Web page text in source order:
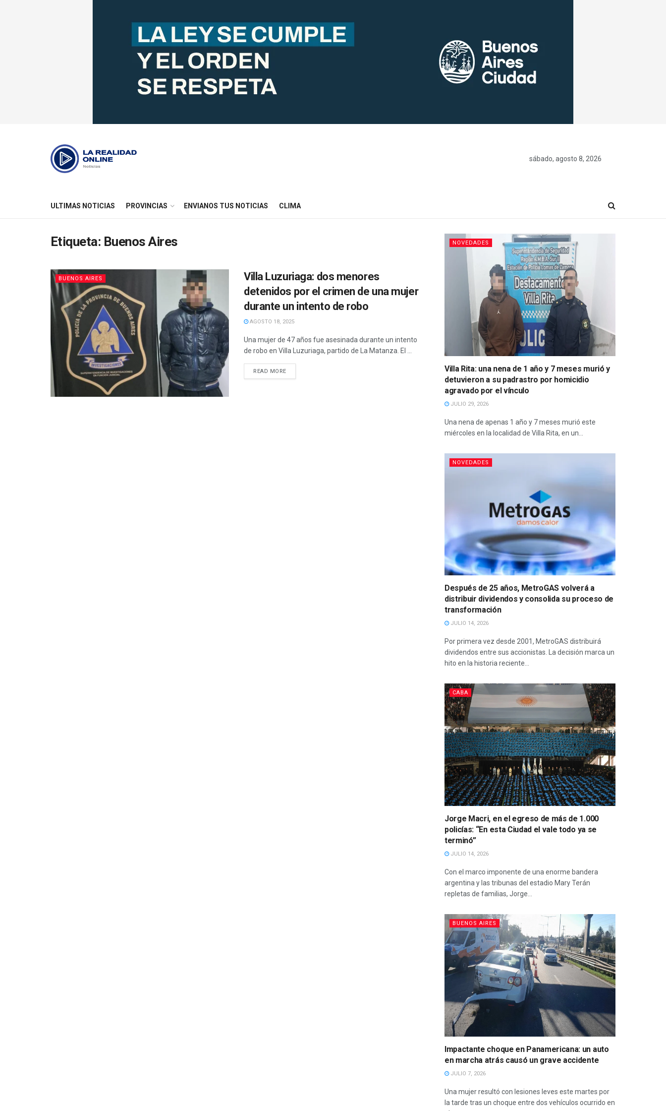
sábado, agosto 8, 2026
ULTIMAS NOTICIAS PROVINCIAS ENVIANOS TUS NOTICIAS CLIMA
Etiqueta: Buenos Aires
BUENOS AIRES
Villa Luzuriaga: dos menores
detenidos por el crimen de una mujer
durante un intento de robo
AGOSTO 18, 2025
Una mujer de 47 años fue asesinada durante un intento
de robo en Villa Luzuriaga, partido de La Matanza. El ...
READ MORE
NOVEDADES
Villa Rita: una nena de 1 año y 7 meses murió y
detuvieron a su padrastro por homicidio
agravado por el vínculo
JULIO 29, 2026
Una nena de apenas 1 año y 7 meses murió este
miércoles en la localidad de Villa Rita, en un...
NOVEDADES
Después de 25 años, MetroGAS volverá a
distribuir dividendos y consolida su proceso de
transformación
JULIO 14, 2026
Por primera vez desde 2001, MetroGAS distribuirá
dividendos entre sus accionistas. La decisión marca un
hito en la historia reciente...
CABA
Jorge Macri, en el egreso de más de 1.000
policías: “En esta Ciudad el vale todo ya se
terminó”
JULIO 14, 2026
Con el marco imponente de una enorme bandera
argentina y las tribunas del estadio Mary Terán
repletas de familias, Jorge...
BUENOS AIRES
Impactante choque en Panamericana: un auto
en marcha atrás causó un grave accidente
JULIO 7, 2026
Una mujer resultó con lesiones leves este martes por
la tarde tras un choque entre dos vehículos ocurrido en